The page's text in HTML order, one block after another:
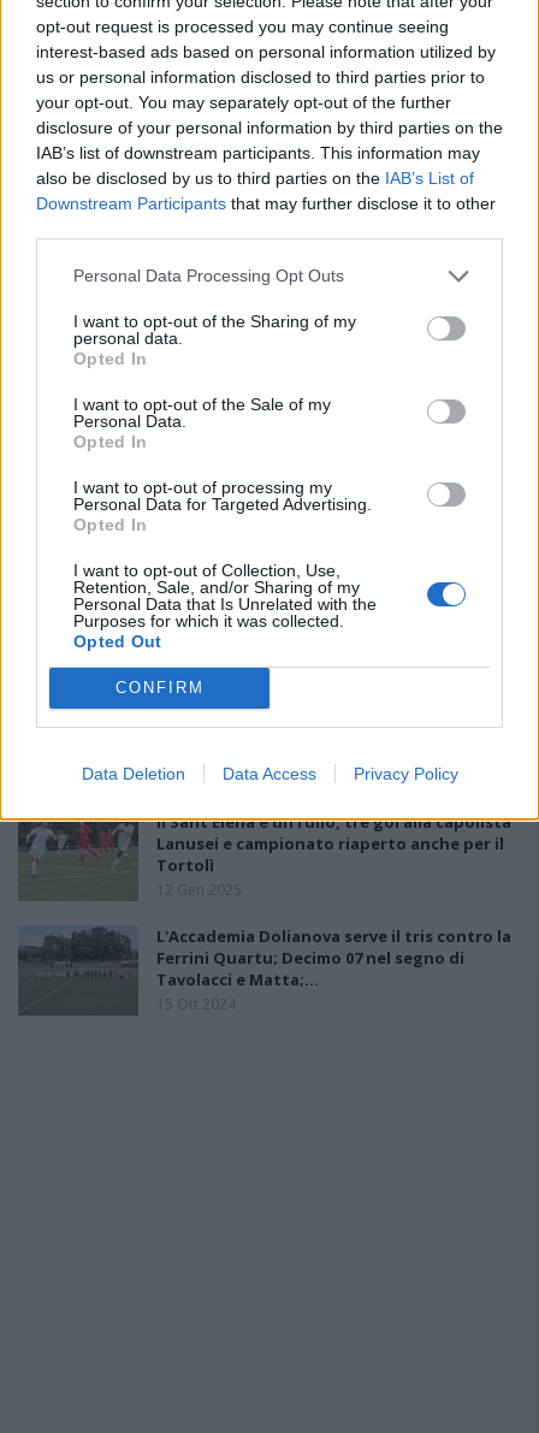
opt-out request is processed you may continue seeing
interest-based ads based on personal information utilized by
us or personal information disclosed to third parties prior to
your opt-out. You may separately opt-out of the further
disclosure of your personal information by third parties on the
IAB’s list of downstream participants. This information may
also be disclosed by us to third parties on the IAB’s List of
Downstream Participants that may further disclose it to other
Personal Data Processing Opt Outs
I want to opt-out of the Sharing of my
personal data.
Opted In
I want to opt-out of the Sale of my
Personal Data.
Opted In
I want to opt-out of processing my
Personal Data for Targeted Advertising.
Opted In
I want to opt-out of Collection, Use,
Retention, Sale, and/or Sharing of my
Personal Data that Is Unrelated with the
Purposes for which it was collected.
Opted Out
CONFIRM
Data Deletion Data Access Privacy Policy
PIÙ LETTI OGGI
Il Selargius rinforza il centrocampo con
Manuel Rinino e Samuele Vacca
Coppa Italia live: Li Punti-Bonorva, Coghinas-
Alghero e Uta Calcio-Castiadas
26 Nov 2025
Coppa Italia: Li Punti e Bonorva le ultime due
qualificate ai quarti di finale
Il Sant'Elena è un rullo, tre gol alla capolista
Lanusei e campionato riaperto anche per il
Tortolì
12 Gen 2025
L'Accademia Dolianova serve il tris contro la
Ferrini Quartu; Decimo 07 nel segno di
Tavolacci e Matta;…
15 Ott 2024